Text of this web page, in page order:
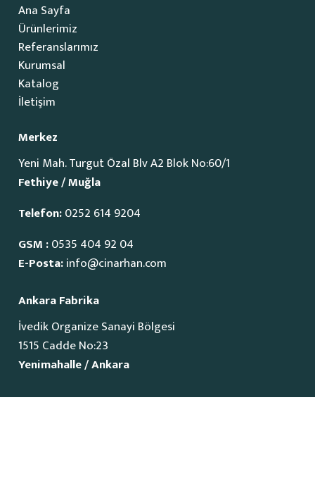
Ana Sayfa
Ürünlerimiz
Referanslarımız
Kurumsal
Katalog
İletişim
Merkez
Yeni Mah. Turgut Özal Blv A2 Blok No:60/1
Fethiye / Muğla
Telefon:0252 614 9204
GSM :0535 404 92 04
E-Posta:info@cinarhan.com
Ankara Fabrika
İvedik Organize Sanayi Bölgesi
1515 Cadde No:23
Yenimahalle / Ankara